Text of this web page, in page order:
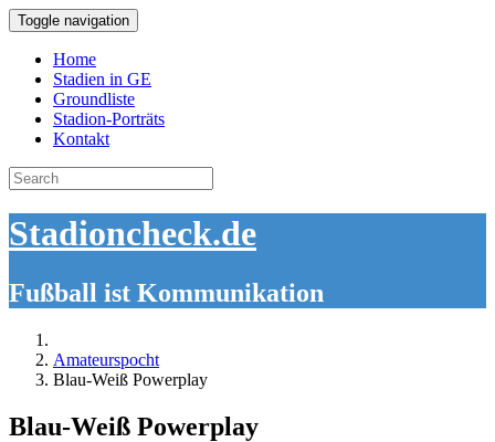
Toggle navigation
Home
Stadien in GE
Groundliste
Stadion-Porträts
Kontakt
Search
for:
Stadioncheck.de
Fußball ist Kommunikation
Amateurspocht
Blau-Weiß Powerplay
Blau-Weiß Powerplay